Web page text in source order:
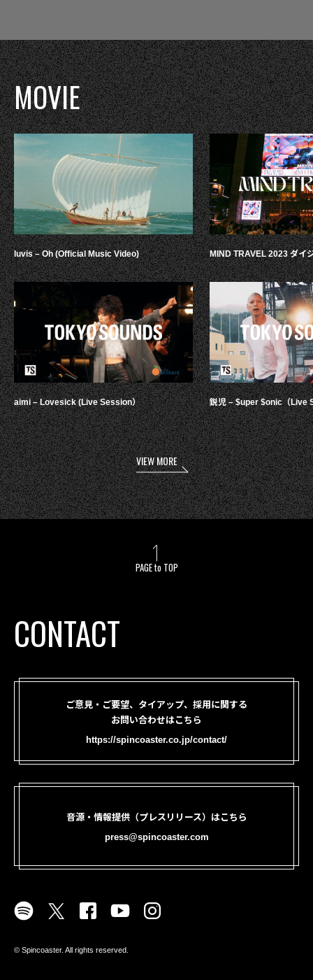
MOVIE
luvis – Oh (Official Music Video)
aimi – Lovesick (Live Session）
MIND TRAVEL 2023 ダイ
鋭児 – $uper $onic（Live
VIEW MORE
PAGE to TOP
CONTACT
ご意見・ご要望、タイアップ、採用に関する
お問い合わせはこちら
https://spincoaster.co.jp/contact/
音源・情報提供（プレスリリース）はこちら
press@spincoaster.com
©︎ Spincoaster. All rights reserved.